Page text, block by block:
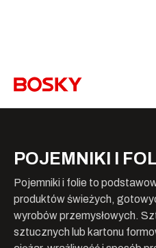
POJEMNIKI I
Pojemniki i folie to
produktów świeżych,
wyrobów przemysłowych.
sztucznych lub kartonu